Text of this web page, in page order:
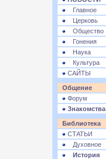
Главное
Церковь
Общество
Гонения
Наука
Культура
САЙТЫ
Общение
Форум
Знакомства
Библиотека
СТАТЬИ
Духовное
История